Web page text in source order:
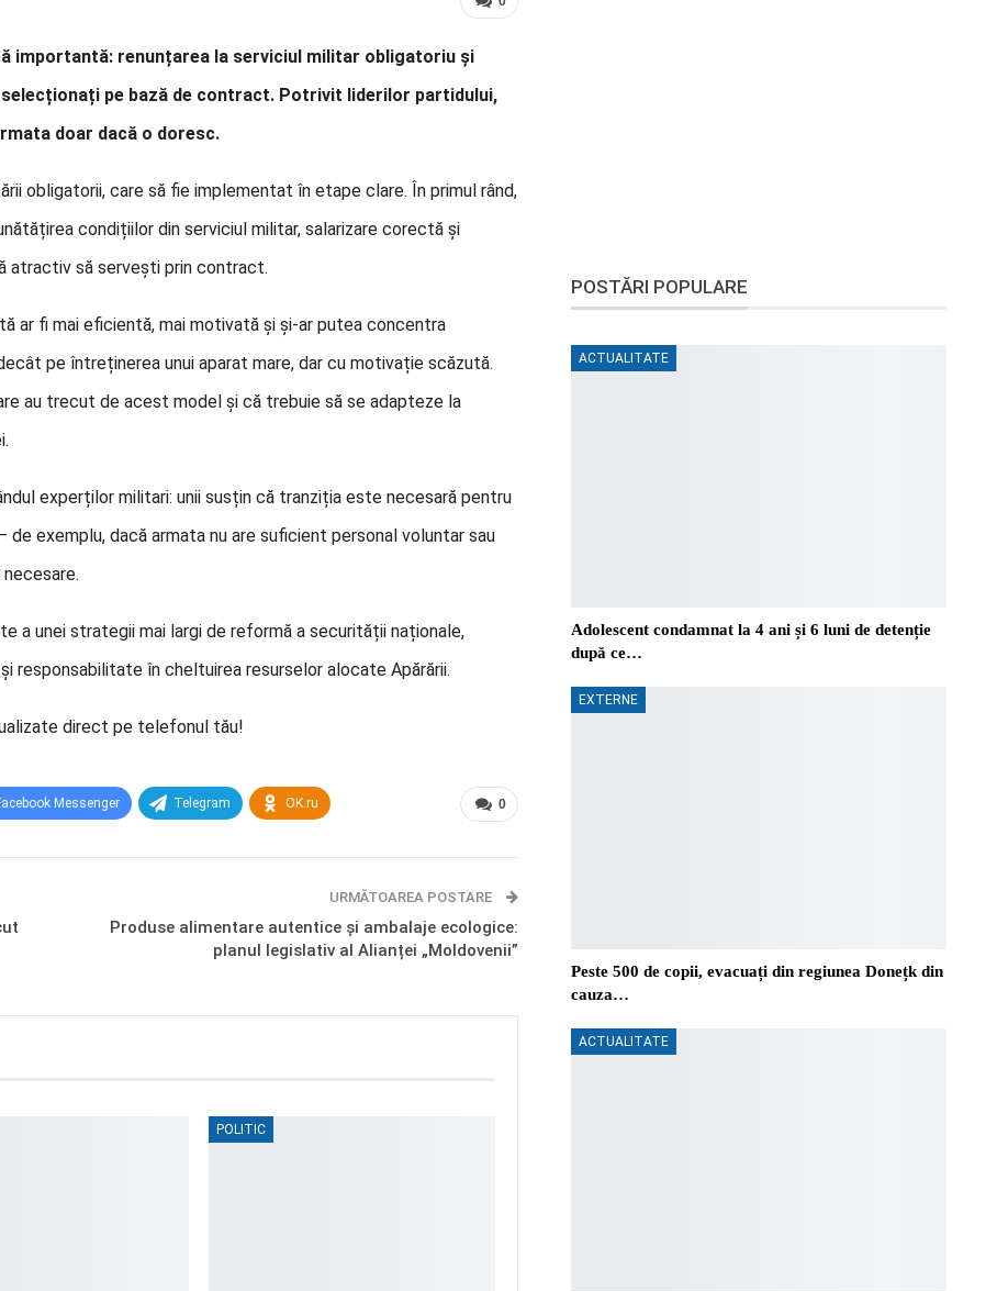
importantă: renunțarea la serviciul militar obligatoriu și
pe bază de contract. Potrivit liderilor partidului,
doar dacă o doresc.
obligatorii, care să fie implementat în etape clare. În primul rând,
condițiilor din serviciul militar, salarizare corectă și
atractiv să servești prin contract.
ar fi mai eficientă, mai motivată și și-ar putea concentra
pe întreținerea unui aparat mare, dar cu motivație scăzută.
au trecut de acest model și că trebuie să se adapteze la
experților militari: unii susțin că tranziția este necesară pentru
exemplu, dacă armata nu are suficient personal voluntar sau
a unei strategii mai largi de reformă a securității naționale,
responsabilitate în cheltuirea resurselor alocate Apărării.
direct pe telefonul tău!
0
Messenger Telegram OK.ru
URMĂTOAREA POSTARE
Produse alimentare autentice și ambalaje ecologice:
planul legislativ al Alianței „Moldovenii”
POLITIC
POSTĂRI POPULARE
ACTUALITATE
Adolescent condamnat la 4 ani și 6 luni de detenție
după ce…
EXTERNE
Peste 500 de copii, evacuați din regiunea Donețk din
cauza…
ACTUALITATE